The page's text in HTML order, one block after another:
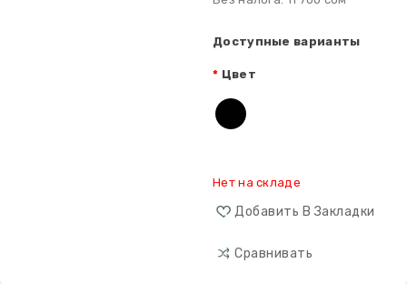
Доступные варианты
Цвет
Нет на складе
Добавить В Закладки
Сравнивать